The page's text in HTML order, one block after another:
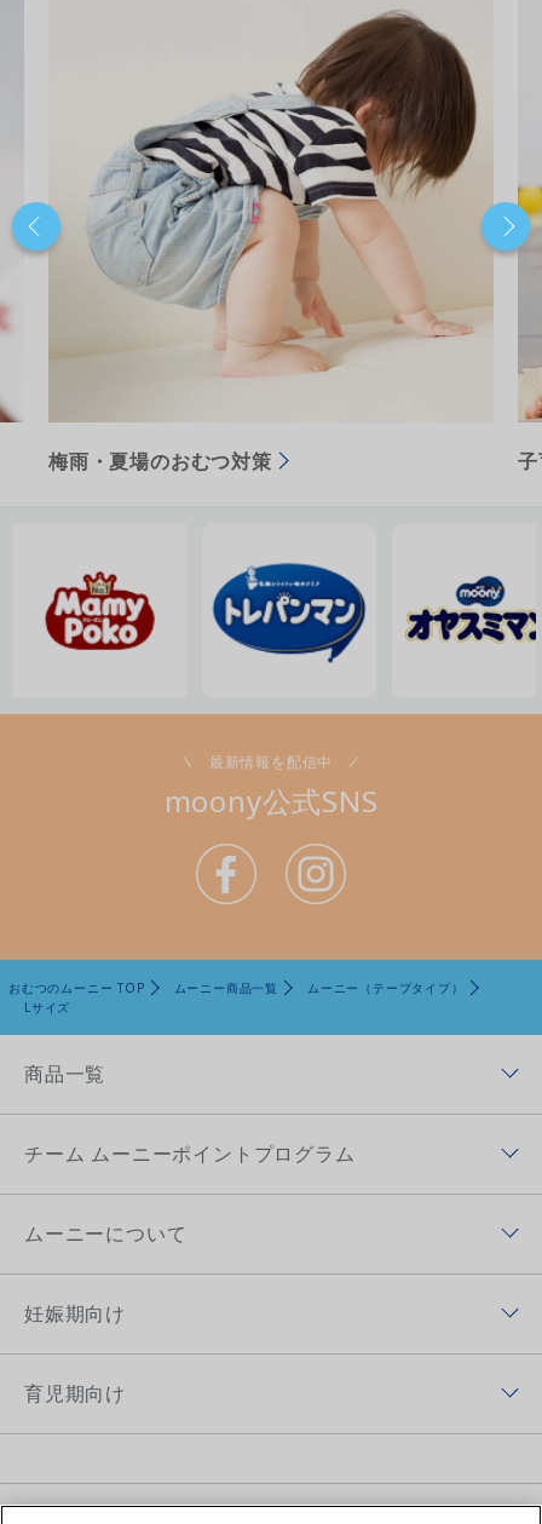
梅雨・夏場のおむつ対策
最新情報を配信中
moony公式SNS
おむつのムーニー TOP ムーニー商品一覧
ムーニー（テープタイプ）
Lサイズ
商品一覧
ムーニーマン（パンツ）
オヤスミマン
お母さん向けケア商品
チーム ムーニーポイントプログラム
ムーニーポイントについて
チーム ムーニーポイントプログラムサイト
プレゼントキャンペーン
ムーニーについて
ムーニーの歴史
ムーニーちゃんのひみつ
ムーニーの思い
アプリ紹介
妊娠期向け
初めて妊娠した方へ
育児体験談
育児期向け
育児体験談